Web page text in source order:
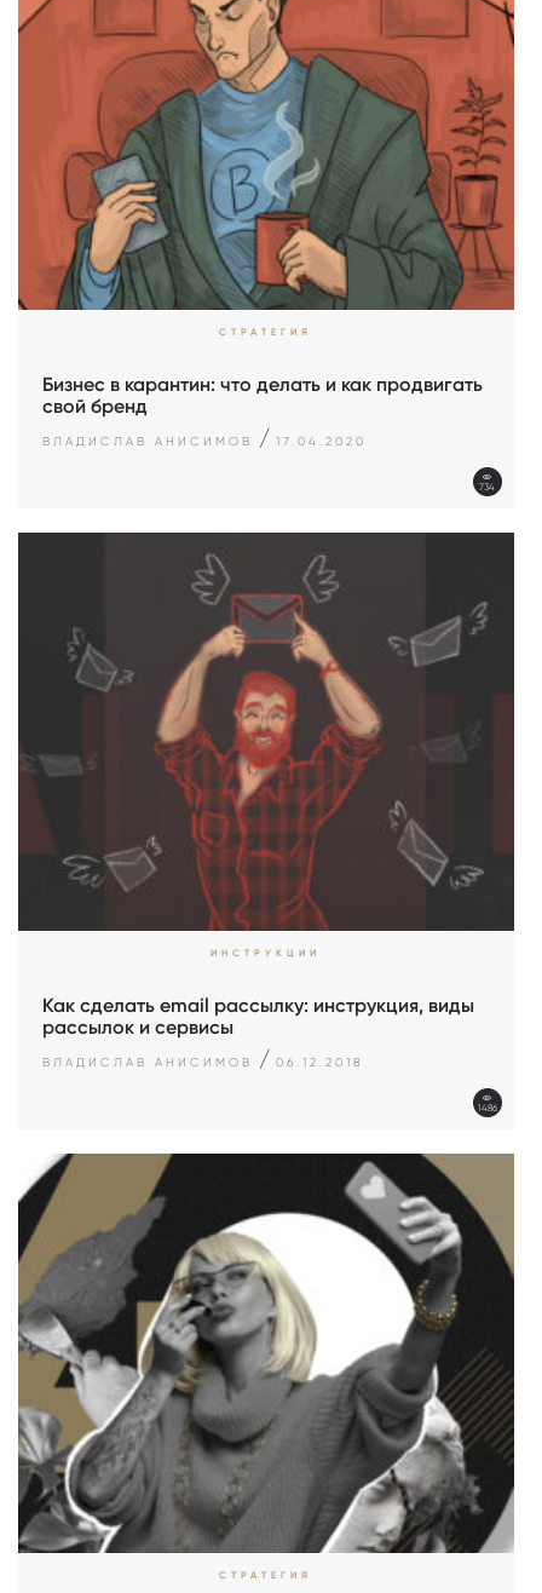
СТРАТЕГИЯ
Бизнес в карантин: что делать и как продвигать
свой бренд
ВЛАДИСЛАВ АНИСИМОВ / 17.04.2020
734
ИНСТРУКЦИИ
Как сделать email рассылку: инструкция, виды
рассылок и сервисы
ВЛАДИСЛАВ АНИСИМОВ / 06.12.2018
1486
СТРАТЕГИЯ